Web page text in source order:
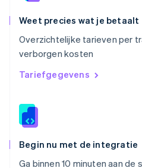
Weet precies wat je betaalt
Overzichtelijke tarieven per
verborgen kosten
Tariefgegevens
Begin nu met de integratie
Ga binnen 10 minuten aan de
English简体中文
EnglishItaliano
Slowakije
English
Spanje
Thailand
Tsjechië
English
简体中文English